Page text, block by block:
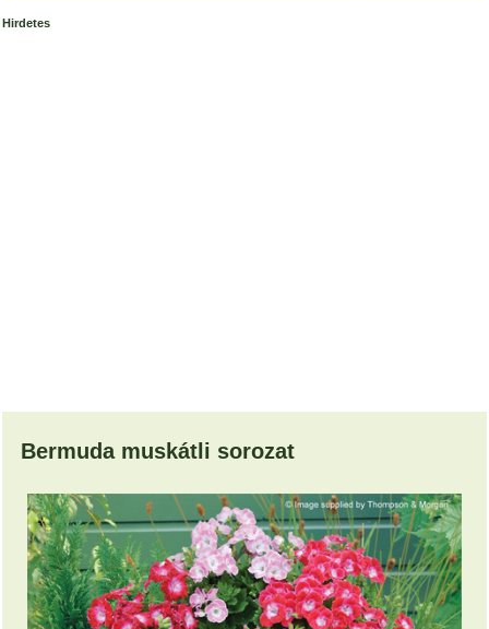
Hirdetes
Bermuda muskátli sorozat